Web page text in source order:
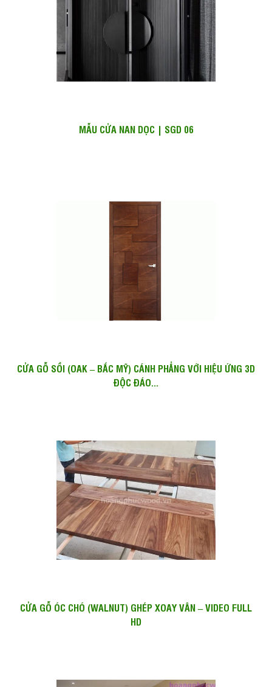
MẪU CỬA NAN DỌC | SGD 06
CỬA GỖ SỒI (OAK – BẮC MỸ) CÁNH PHẲNG VỚI HIỆU ỨNG 3D
ĐỘC ĐÁO...
CỬA GỖ ÓC CHÓ (WALNUT) GHÉP XOAY VÂN – VIDEO FULL
HD